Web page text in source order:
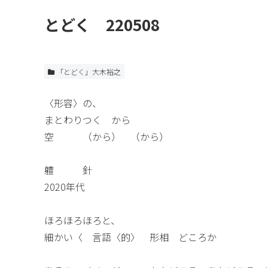
とどく 220508
「とどく」大木裕之
〈形容〉の、
まとわりつく から
空 （から） （から）
軆 針
2020年代
ほろほろほろと、
細かい〈 言語〈的〉 形相 どころか